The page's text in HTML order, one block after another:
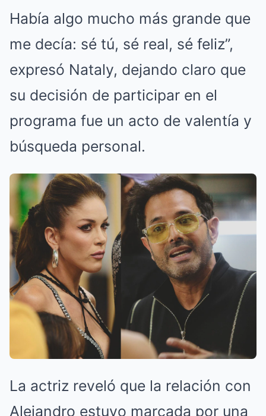
Había algo mucho más grande que
me decía: sé tú, sé real, sé feliz”,
expresó Nataly, dejando claro que
su decisión de participar en el
programa fue un acto de valentía y
búsqueda personal.
La actriz reveló que la relación con
Alejandro estuvo marcada por una